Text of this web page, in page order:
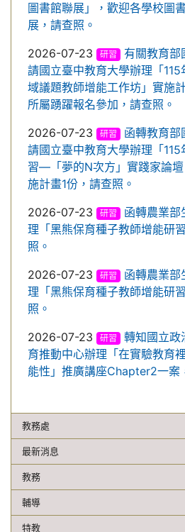
圖書館聯展」，歡迎各學校圖
展，請查照。
2026-07-23
研習
有關教育部
請國立臺中教育大學辦理「
域議題教師增能工作坊」實施
所屬踴躍報名參加，請查照。
2026-07-23
研習
函轉教育部
請國立臺中教育大學辦理「
習—「夢的N次方」實踐家論
施計畫1份，請查照。
2026-07-23
研習
函轉農業部
理「黑熊保育種子教師增能研
照。
2026-07-23
研習
函轉農業部
理「黑熊保育種子教師增能研
照。
2026-07-23
研習
轉知國立政
育推動中心辦理「在實驗教育
能性」推廣講座Chapter2一案
教務處
最新消息
教務
輔導
特教